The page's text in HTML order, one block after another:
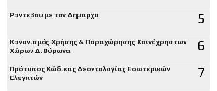
Ραντεβού με τον Δήμαρχο 5
Κανονισμός Χρήσης & Παραχώρησης Κοινόχρηστων
Χώρων Δ. Βύρωνα
6
Πρότυπος Κώδικας Δεοντολογίας Εσωτερικών
Ελεγκτών
7